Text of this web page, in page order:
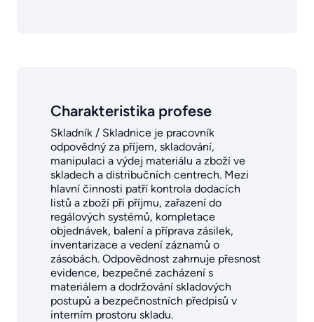
Charakteristika profese
Skladník / Skladnice je pracovník
odpovědný za příjem, skladování,
manipulaci a výdej materiálu a zboží ve
skladech a distribučních centrech. Mezi
hlavní činnosti patří kontrola dodacích
listů a zboží při příjmu, zařazení do
regálových systémů, kompletace
objednávek, balení a příprava zásilek,
inventarizace a vedení záznamů o
zásobách. Odpovědnost zahrnuje přesnost
evidence, bezpečné zacházení s
materiálem a dodržování skladových
postupů a bezpečnostních předpisů v
interním prostoru skladu.